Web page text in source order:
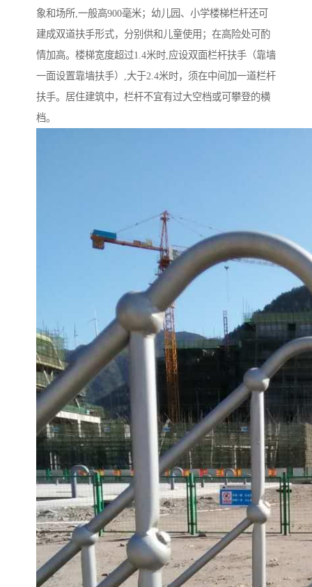
象和场所,一般高900毫米；幼儿园、小学楼梯栏杆还可
建成双道扶手形式，分别供和儿童使用；在高险处可酌
情加高。楼梯宽度超过1.4米时,应设双面栏杆扶手（靠墙
一面设置靠墙扶手）,大于2.4米时，须在中间加一道栏杆
扶手。居住建筑中，栏杆不宜有过大空档或可攀登的横
档。